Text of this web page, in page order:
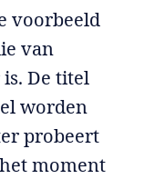
voorbeeld
van
De titel
worden
probeert
moment